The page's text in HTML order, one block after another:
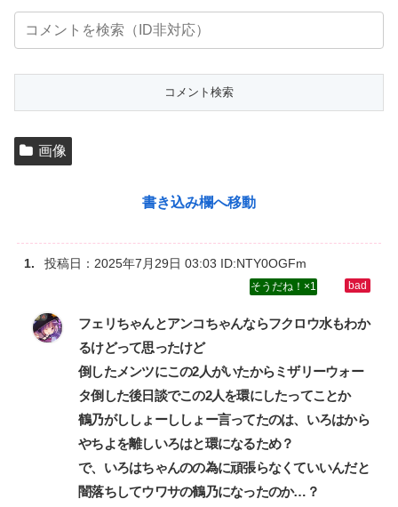
画像
書き込み欄へ移動
投稿日： 2025年7月29日 03:03 ID:NTY0OGFm
1
フェリちゃんとアンコちゃんならフクロウ水もわか
るけどって思ったけど‌
倒したメンツにこの2人がいたからミザリーウォー
タ倒した後日談でこの2人を環にしたってことか‌
鶴乃がししょーししょー言ってたのは、いろはから
やちよを離しいろはと環になるため？‌
で、いろはちゃんのの為に頑張らなくていいんだと
闇落ちしてウワサの鶴乃になったのか…？‌